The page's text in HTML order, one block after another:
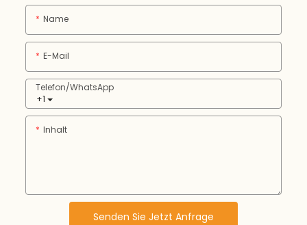
Name
E-Mail
+1
Telefon/WhatsApp
Inhalt
Senden Sie Jetzt Anfrage